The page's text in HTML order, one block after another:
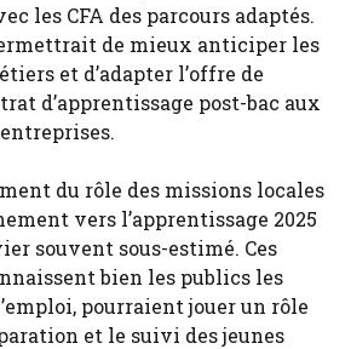
les CFA des parcours adaptés.
de mieux anticiper les
et d’adapter l’offre de
d’apprentissage post-bac aux
du rôle des missions locales
vers l’apprentissage 2025
souvent sous-estimé. Ces
bien les publics les
pourraient jouer un rôle
et le suivi des jeunes